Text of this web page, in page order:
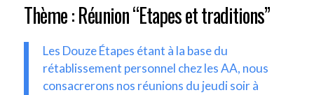
Thème : Réunion “Etapes et traditions”
Les Douze Étapes étant à la base du
rétablissement personnel chez les AA, nous
consacrerons nos réunions du jeudi soir à